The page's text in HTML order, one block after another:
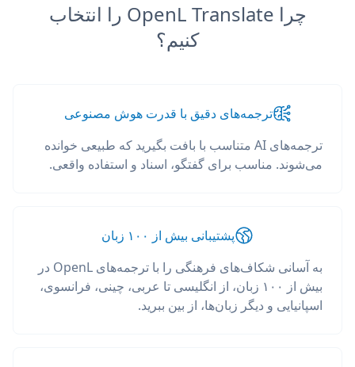
چرا OpenL Translate را انتخاب
کنیم؟
ترجمه‌های دقیق با قدرت هوش مصنوعی
ترجمه‌های AI متناسب با بافت بگیرید که طبیعی خوانده
می‌شوند. مناسب برای گفتگو، اسناد و استفاده واقعی.
پشتیبانی بیش از ۱۰۰ زبان
به آسانی شکاف‌های فرهنگی را با ترجمه‌های OpenL در
بیش از ۱۰۰ زبان، از انگلیسی تا عربی، چینی، فرانسوی،
اسپانیایی و دیگر زبان‌ها، از بین ببرید.